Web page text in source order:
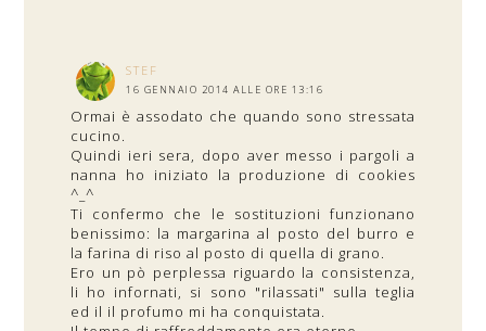
STEF
16 GENNAIO 2014 ALLE ORE 13:16
Ormai è assodato che quando sono stressata
cucino.
Quindi ieri sera, dopo aver messo i pargoli a
nanna ho iniziato la produzione di cookies
^_^
Ti confermo che le sostituzioni funzionano
benissimo: la margarina al posto del burro e
la farina di riso al posto di quella di grano.
Ero un pò perplessa riguardo la consistenza,
li ho infornati, si sono "rilassati" sulla teglia
ed il il profumo mi ha conquistata.